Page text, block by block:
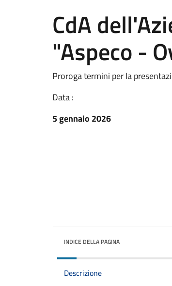
CdA
"Aspeco -
Proroga termini per la
Data :
5 gennaio 2026
INDICE DELLA PAGINA
Descrizione